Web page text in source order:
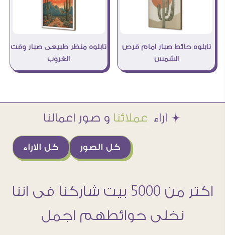
تابلوه حائط صبار امام قرص
الشمس
تابلوه منظر طبيعى صبار وقت
الغروب
Æ اراء عملائنا و صور اعمالنا
كل الاراء كل الصور
اكتر من 5000 بيت شاركنا فى اننا
نخلى حوائطهم اجمل